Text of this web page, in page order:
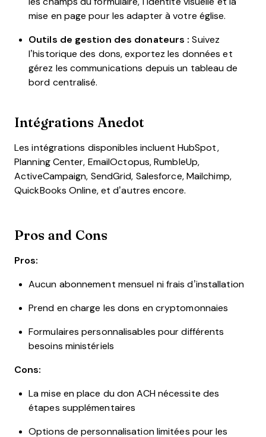
mise en page pour les adapter à votre église.
Outils de gestion des donateurs : Suivez
l’historique des dons, exportez les données et
gérez les communications depuis un tableau de
bord centralisé.
Intégrations Anedot
Les intégrations disponibles incluent HubSpot,
Planning Center, EmailOctopus, RumbleUp,
ActiveCampaign, SendGrid, Salesforce, Mailchimp,
QuickBooks Online, et d’autres encore.
Pros and Cons
Pros:
Aucun abonnement mensuel ni frais d’installation
Prend en charge les dons en cryptomonnaies
Formulaires personnalisables pour différents
besoins ministériels
Cons:
La mise en place du don ACH nécessite des
étapes supplémentaires
Options de personnalisation limitées pour les